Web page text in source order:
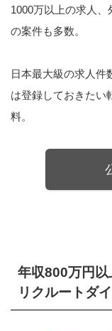
1000万以上の求人
の案件も多数。
日本最大級の求人件
は登録しておきたい
料。
年収800万円
リクルートダ